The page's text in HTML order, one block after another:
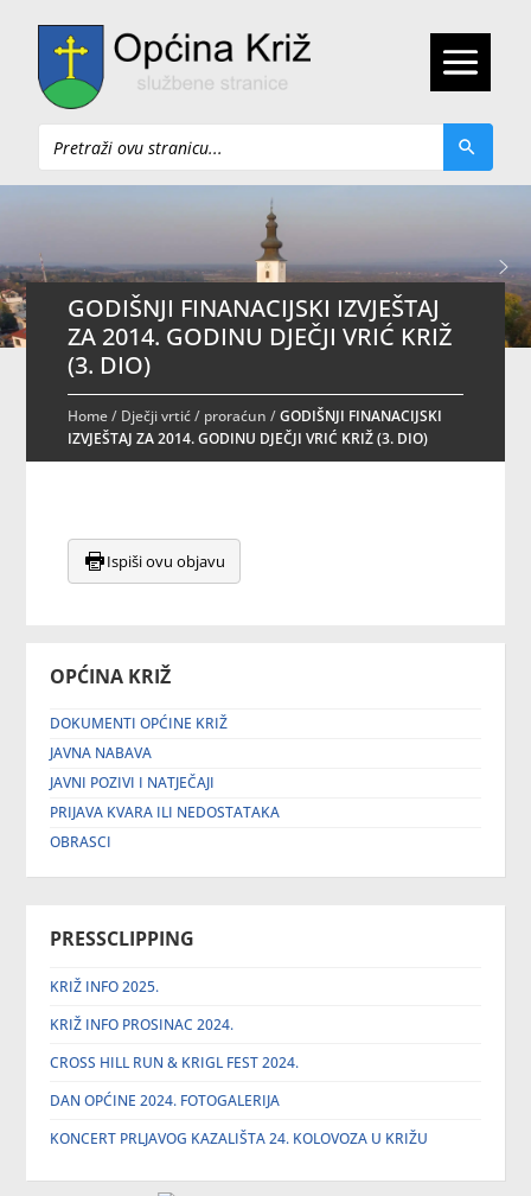
Pretraži
OPĆINA KRIŽ
DOKUMENTI OPĆINE KRIŽ
JAVNA NABAVA
JAVNI POZIVI I NATJEČAJI
PRIJAVA KVARA ILI NEDOSTATAKA
OBRASCI
PRESSCLIPPING
KRIŽ INFO 2025.
KRIŽ INFO PROSINAC 2024.
CROSS HILL RUN & KRIGL FEST 2024.
DAN OPĆINE 2024. FOTOGALERIJA
KONCERT PRLJAVOG KAZALIŠTA 24. KOLOVOZA U KRIŽU
GODIŠNJI FINANACIJSKI IZVJEŠTAJ
ZA 2014. GODINU DJEČJI VRIĆ KRIŽ
(3. DIO)
Home/ Dječji vrtić/ proraćun /GODIŠNJI FINANACIJSKI
IZVJEŠTAJ ZA 2014. GODINU DJEČJI VRIĆ KRIŽ (3. DIO)
Ispiši ovu objavu